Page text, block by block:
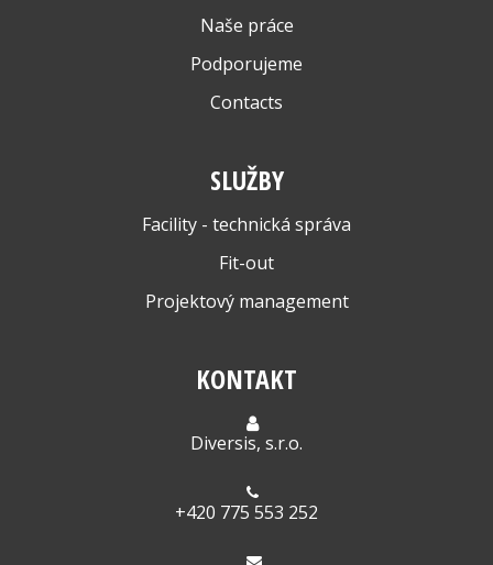
Naše práce
Podporujeme
Contacts
SLUŽBY
Facility - technická správa
Fit-out
Projektový management
KONTAKT
Diversis, s.r.o.
+420 775 553 252